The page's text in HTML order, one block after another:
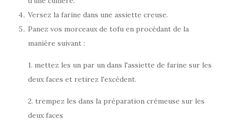
Versez la farine dans une assiette creuse.
Panez vos morceaux de tofu en procédant de la
manière suivant :
1. mettez les un par un dans l'assiette de farine sur les
deux faces et retirez l'excédent.
2. trempez les dans la préparation crémeuse sur les
deux faces